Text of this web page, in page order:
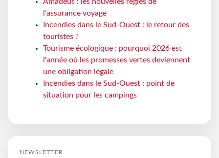
l’assurance voyage
Incendies dans le Sud-Ouest : le retour des
touristes ?
Tourisme écologique : pourquoi 2026 est
l'année où les promesses vertes deviennent
une obligation légale
Incendies dans le Sud-Ouest : point de
situation pour les campings
NEWSLETTER